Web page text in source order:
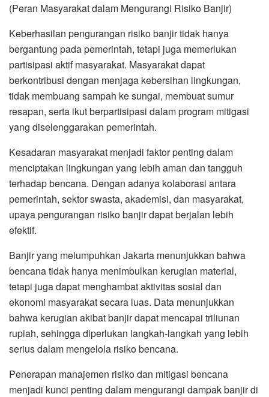
(Peran Masyarakat dalam Mengurangi Risiko Banjir)
Keberhasilan pengurangan risiko banjir tidak hanya
bergantung pada pemerintah, tetapi juga memerlukan
partisipasi aktif masyarakat. Masyarakat dapat
berkontribusi dengan menjaga kebersihan lingkungan,
tidak membuang sampah ke sungai, membuat sumur
resapan, serta ikut berpartisipasi dalam program mitigasi
yang diselenggarakan pemerintah.
Kesadaran masyarakat menjadi faktor penting dalam
menciptakan lingkungan yang lebih aman dan tangguh
terhadap bencana. Dengan adanya kolaborasi antara
pemerintah, sektor swasta, akademisi, dan masyarakat,
upaya pengurangan risiko banjir dapat berjalan lebih
efektif.
Banjir yang melumpuhkan Jakarta menunjukkan bahwa
bencana tidak hanya menimbulkan kerugian material,
tetapi juga dapat menghambat aktivitas sosial dan
ekonomi masyarakat secara luas. Data menunjukkan
bahwa kerugian akibat banjir dapat mencapai triliunan
rupiah, sehingga diperlukan langkah-langkah yang lebih
serius dalam mengelola risiko bencana.
Penerapan manajemen risiko dan mitigasi bencana
menjadi kunci penting dalam mengurangi dampak banjir di